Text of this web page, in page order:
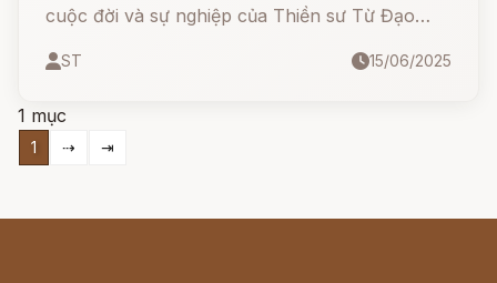
cuộc đời và sự nghiệp của Thiền sư Từ Đạo
công lao cho nhân dân và Phật giáo Việt Nam.
ST 15/06/2025
1 mục
1 ⇢ ⇥